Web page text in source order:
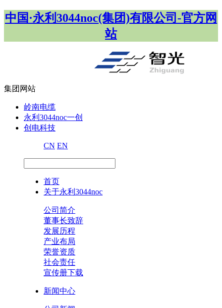
中国·永利3044noc(集团)有限公司-官方网
站
集团网站
岭南电缆
永利3044noc一创
创电科技
CN EN
首页
关于永利3044noc
公司简介
董事长致辞
发展历程
产业布局
荣誉资质
社会责任
宣传册下载
新闻中心